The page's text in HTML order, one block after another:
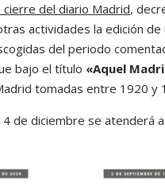
del diario Madrid,
actividades la edición
del periodo
bajo el título «Aquel
tomadas entre 1920 y
de diciembre se atenderá